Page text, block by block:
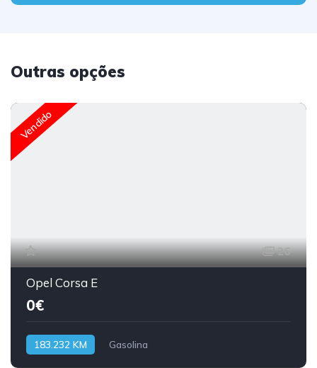
Outras opções
Vendido
26
Opel Corsa E
0€
183.232 KM Gasolina